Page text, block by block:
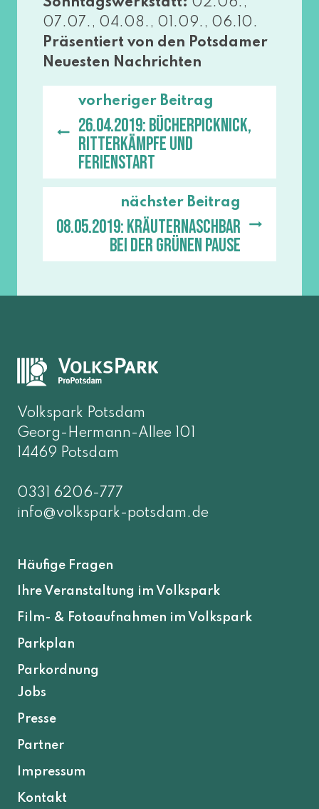
Sonntagswerkstatt: 02.06.,
07.07., 04.08., 01.09., 06.10.
Präsentiert von den Potsdamer
Neuesten Nachrichten
vorheriger Beitrag
26.04.2019: Bücherpicknick,
Ritterkämpfe und
Ferienstart
nächster Beitrag
08.05.2019: Kräuternaschbar
bei der Grünen Pause
Volkspark Potsdam
Georg-Hermann-Allee 101
14469 Potsdam
0331 6206-777
info@volkspark-potsdam.de
Häufige Fragen
Ihre Veranstaltung im Volkspark
Film- & Fotoaufnahmen im Volkspark
Parkplan
Parkordnung
Jobs
Presse
Partner
Impressum
Kontakt